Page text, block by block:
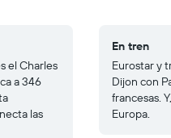
el Charles
a 346
las
En tren
Eurostar y
Dijon con
francesas.
Europa.